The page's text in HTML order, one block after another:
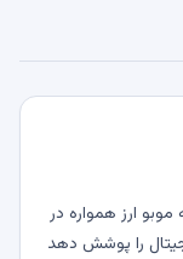
ارز همواره در
را پوشش دهد